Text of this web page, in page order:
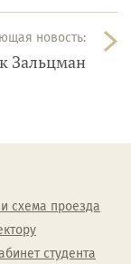
новость:
Зальцман
схема проезда
студента